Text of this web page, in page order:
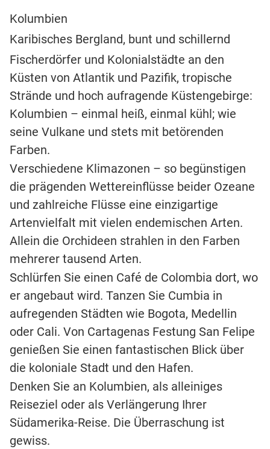
Kolumbien
Karibisches Bergland, bunt und schillernd
Fischerdörfer und Kolonialstädte an den
Küsten von Atlantik und Pazifik, tropische
Strände und hoch aufragende Küstengebirge:
Kolumbien – einmal heiß, einmal kühl; wie
seine Vulkane und stets mit betörenden
Farben.
Verschiedene Klimazonen – so begünstigen
die prägenden Wettereinflüsse beider Ozeane
und zahlreiche Flüsse eine einzigartige
Artenvielfalt mit vielen endemischen Arten.
Allein die Orchideen strahlen in den Farben
mehrerer tausend Arten.
Schlürfen Sie einen Café de Colombia dort, wo
er angebaut wird. Tanzen Sie Cumbia in
aufregenden Städten wie Bogota, Medellin
oder Cali. Von Cartagenas Festung San Felipe
genießen Sie einen fantastischen Blick über
die koloniale Stadt und den Hafen.
Denken Sie an Kolumbien, als alleiniges
Reiseziel oder als Verlängerung Ihrer
Südamerika-Reise. Die Überraschung ist
gewiss.